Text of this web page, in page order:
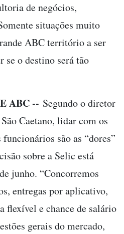
de negócios,
situações muito
ABC território a ser
se o destino será tão
ABC -- Segundo o diretor
Caetano, lidar com os
são as “dores”
sobre a Selic está
junho. “Concorremos
entregas por aplicativo,
flexível e chance de salário
gerais do mercado,